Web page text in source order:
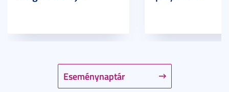
Eseménynaptár